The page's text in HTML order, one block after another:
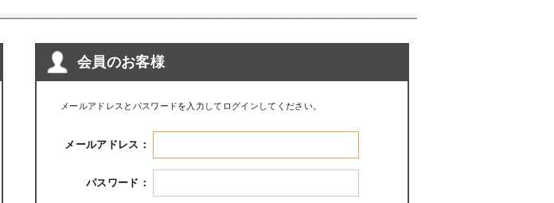
会員のお客様
メールアドレスとパスワードを入力してログインしてください。
メールアドレス：
パスワード：